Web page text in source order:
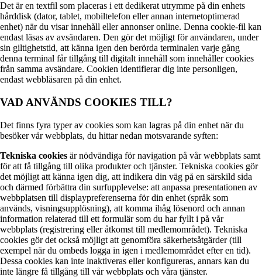
Det är en textfil som placeras i ett dedikerat utrymme på din enhets
hårddisk (dator, tablet, mobiltelefon eller annan internetoptimerad
enhet) när du visar innehåll eller annonser online. Denna cookie-fil kan
endast läsas av avsändaren. Den gör det möjligt för användaren, under
sin giltighetstid, att känna igen den berörda terminalen varje gång
denna terminal får tillgång till digitalt innehåll som innehåller cookies
från samma avsändare. Cookien identifierar dig inte personligen,
endast webbläsaren på din enhet.
VAD ANVÄNDS COOKIES TILL?
Det finns fyra typer av cookies som kan lagras på din enhet när du
besöker vår webbplats, du hittar nedan motsvarande syften:
Tekniska cookies är nödvändiga för navigation på vår webbplats samt
för att få tillgång till olika produkter och tjänster. Tekniska cookies gör
det möjligt att känna igen dig, att indikera din väg på en särskild sida
och därmed förbättra din surfupplevelse: att anpassa presentationen av
webbplatsen till displaypreferenserna för din enhet (språk som
används, visningsupplösning), att komma ihåg lösenord och annan
information relaterad till ett formulär som du har fyllt i på vår
webbplats (registrering eller åtkomst till medlemområdet). Tekniska
cookies gör det också möjligt att genomföra säkerhetsåtgärder (till
exempel när du ombeds logga in igen i medlemområdet efter en tid).
Dessa cookies kan inte inaktiveras eller konfigureras, annars kan du
inte längre få tillgång till vår webbplats och våra tjänster.